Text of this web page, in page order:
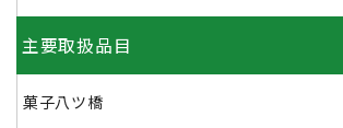
主要取扱品目
菓子八ツ橋